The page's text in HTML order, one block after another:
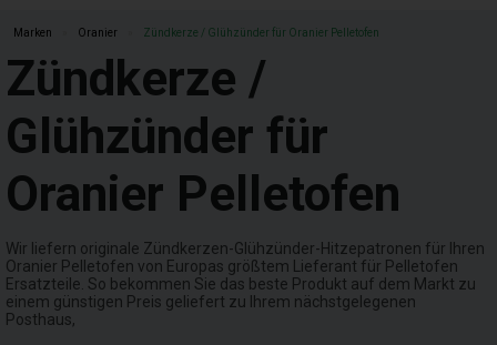
Marken Oranier Zündkerze / Glühzünder für Oranier Pelletofen
Zündkerze /
Glühzünder für
Oranier Pelletofen
Wir liefern originale Zündkerzen-Glühzünder-Hitzepatronen für Ihren
Oranier Pelletofen von Europas größtem Lieferant für Pelletofen
Ersatzteile. So bekommen Sie das beste Produkt auf dem Markt zu
einem günstigen Preis geliefert zu Ihrem nächstgelegenen
Posthaus,